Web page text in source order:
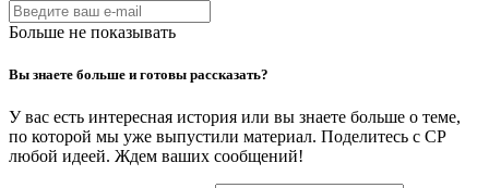
Больше не показывать
Вы знаете больше и готовы рассказать?
У вас есть интересная история или вы знаете больше о теме,
по которой мы уже выпустили материал. Поделитесь с СР
любой идеей. Ждем ваших сообщений!